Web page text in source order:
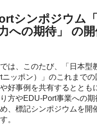
シンポジウム
への期待」 の
は、このたび、「日本型
ニッポン）」のこれまで
好事例を共有するととも
方やEDU-Port事業への
、標記シンポジウムを開
。